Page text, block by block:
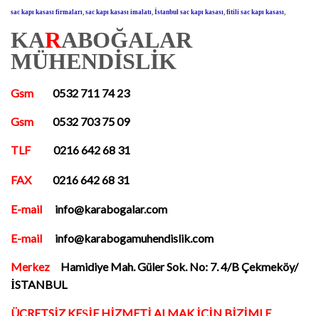
sac kapı kasası firmaları, sac kapı kasası imalatı, İstanbul sac kapı kasası, fitili sac kapı kasası,
KARABOĞALAR
MÜHENDİSLİK
Gsm 0532 711 74 23
Gsm 0532 703 75 09
TLF 0216 642 68 31
FAX 0216 642 68 31
E-mail info@karabogalar.com
E-mail info@karabogamuhendislik.com
Merkez Hamidiye Mah. Güler Sok. No: 7. 4/B Çekmeköy/
İSTANBUL
ÜCRETSİZ KEŞİF HİZMETİ ALMAK İÇİN BİZİMLE